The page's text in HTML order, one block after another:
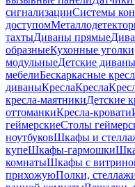
сигнализацииСистемы
доступом
тахтыДиваны прямые
образныеКухонные
модульныеДетские диваны
мебелиБескаркасные
диваныКреслаКресла
кресла-маятникиДетские
оттоманкиКресла-кровати
геймерскиеСтолы
ноутбуковШкафы и
купеШкафы-гармошки
комнатыШкафы с
прихожуюПолки,